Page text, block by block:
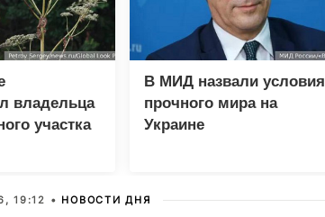
владельца
участка
В МИД назвали условия
прочного мира на
Украине
19:12 • НОВОСТИ ДНЯ